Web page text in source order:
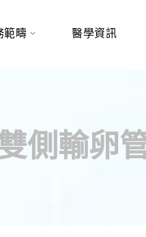
範疇 醫學資訊
側輸卵